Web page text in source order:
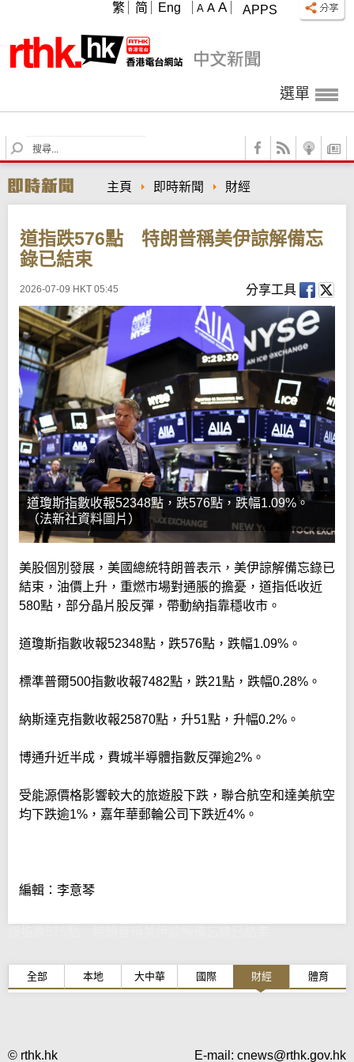
APPS
A A A
繁 简 Eng
選單
S
e
r
c
主頁 即時新聞 財經
道指跌576點 特朗普稱美伊諒解備忘
錄已結束
2026-07-09 HKT 05:45 分享工具
道瓊斯指數收報52348點，跌576點，跌幅1.09%。
（法新社資料圖片）
美股個別發展，美國總統特朗普表示，美伊諒解備忘錄已
結束，油價上升，重燃市場對通脹的擔憂，道指低收近
580點，部分晶片股反彈，帶動納指靠穩收市。
道瓊斯指數收報52348點，跌576點，跌幅1.09%。
標準普爾500指數收報7482點，跌21點，跌幅0.28%。
納斯達克指數收報25870點，升51點，升幅0.2%。
博通升近半成，費城半導體指數反彈逾2%。
受能源價格影響較大的旅遊股下跌，聯合航空和達美航空
均下跌逾1%，嘉年華郵輪公司下跌近4%。
編輯：李意琴
全部 本地 大中華 國際 財經 體育
© rthk.hk E-mail: cnews@rthk.gov.hk